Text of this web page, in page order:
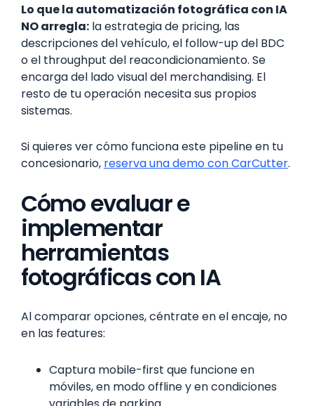
Lo que la automatización fotográfica con IA
NO arregla: la estrategia de pricing, las
descripciones del vehículo, el follow-up del BDC
o el throughput del reacondicionamiento. Se
encarga del lado visual del merchandising. El
resto de tu operación necesita sus propios
sistemas.
Si quieres ver cómo funciona este pipeline en tu
concesionario, reserva una demo con CarCutter.
Cómo evaluar e
implementar
herramientas
fotográficas con IA
Al comparar opciones, céntrate en el encaje, no
en las features:
Captura mobile-first que funcione en
móviles, en modo offline y en condiciones